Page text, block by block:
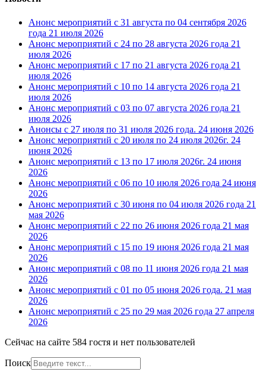
Анонс мероприятий с 31 августа по 04 сентября 2026
года 21 июля 2026
Анонс мероприятий с 24 по 28 августа 2026 года 21
июля 2026
Анонс мероприятий с 17 по 21 августа 2026 года 21
июля 2026
Анонс мероприятий с 10 по 14 августа 2026 года 21
июля 2026
Анонс мероприятий с 03 по 07 августа 2026 года 21
июля 2026
Анонсы с 27 июля по 31 июля 2026 года. 24 июня 2026
Анонс мероприятий с 20 июля по 24 июля 2026г. 24
июня 2026
Анонс мероприятий с 13 по 17 июля 2026г. 24 июня
2026
Анонс мероприятий с 06 по 10 июля 2026 года 24 июня
2026
Анонс мероприятий с 30 июня по 04 июля 2026 года 21
мая 2026
Анонс мероприятий с 22 по 26 июня 2026 года 21 мая
2026
Анонс мероприятий с 15 по 19 июня 2026 года 21 мая
2026
Анонс мероприятий с 08 по 11 июня 2026 года 21 мая
2026
Анонс мероприятий с 01 по 05 июня 2026 года. 21 мая
2026
Анонс мероприятий с 25 по 29 мая 2026 года 27 апреля
2026
Сейчас на сайте 584 гостя и нет пользователей
Поиск